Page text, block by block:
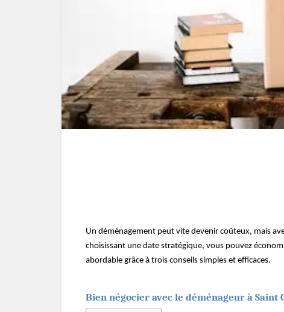
Un déménagement peut vite devenir coûteux, mais
choisissant une date stratégique, vous pouvez
abordable grâce à trois conseils simples et efficaces.
Bien négocier avec le déménageur à Saint